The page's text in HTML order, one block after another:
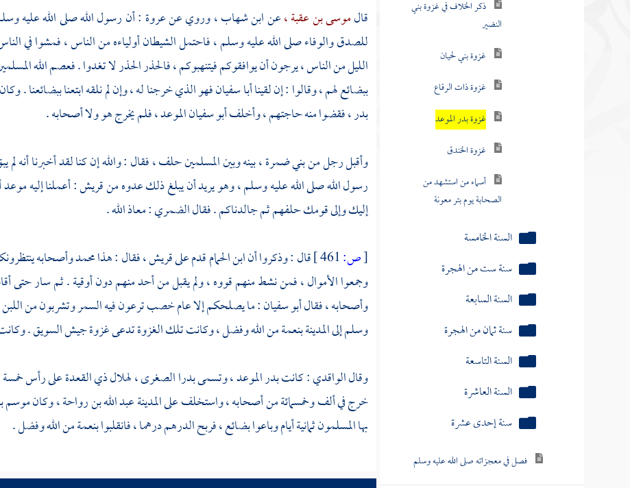
النضير
غزوة بدر الموعد
الصحابة يوم بئر معونة
قالموسى بن عقبة ،عنابن شهاب ،وروي عنعروة: أن رسول الله صلى الله عليه
للصدق والوفاء صلى الله عليه وسلم ، فاحتمل الشيطان أولياءه من الناس ، فمشوا في
الليل من الناس ، يرجون أن يوافقوكم فيتنهبوكم ، فالحذر الحذر لا تغدوا . فعصم الله
ببضائع لهم ، وقالوا : إن لقيناأبا سفيانفهو الذي خرجنا له ، وإن لم نلقه ابتعنا ببضائعنا . وكان
بدر ،فقضوا منه حاجتهم ، وأخلفأبو سفيانالموعد ، فلم يخرج هو ولا أصحابه .
وأقبل رجل منبني ضمرة ،بينه وبين المسلمين حلف ، فقال : والله إن كنا لقد أخبرنا أنه
رسول الله صلى الله عليه وسلم ، وهو يريد أن يبلغ ذلك عدوه منقريش: أعملنا إليه موعد
إليك وإلى قومك حلفهم ثم جالدناكم . فقالالضمري: معاذ الله .
[ص: قال : وذكروا أنابن الحمامقدم علىقريش ،فقال : هذامحمدوأصحابه
وجمعوا الأموال ، فمن نشط منهم قووه ، ولم يقبل من أحد منهم دون أوقية . ثم سار حتى
وأصحابه ، فقالأبو سفيان: ما يصلحكم إلا عام خصب ترعون فيه السمر وتشربون من
وسلم إلىالمدينةبنعمة من الله وفضل ، وكانت تلك الغزوة تدعى غزوة جيش السويق .
وقالالواقدي: كانتبدر الموعد ،وتسمىبدراالصغرى ، لهلال ذي القعدة على رأس خمسة
خرج في ألف وخمسمائة من أصحابه ، واستخلف علىالمدينةعبد الله بن رواحة، وكان موسم
بها المسلمون ثمانية أيام وباعوا بضائع ، فربح الدرهم درهما ، فانقلبوا بنعمة من الله وفضل .